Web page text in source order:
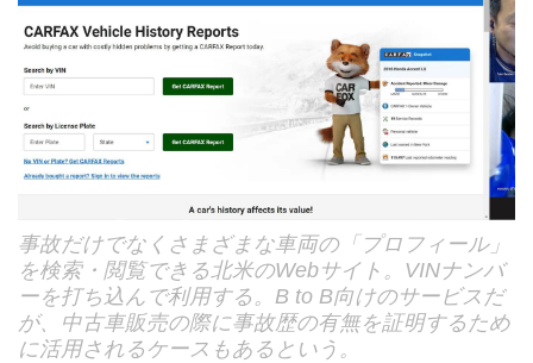
事故だけでなくさまざまな車両の「プロフィール」
を検索・閲覧できる北米のWebサイト。VINナンバ
ーを打ち込んで利用する。B to B向けのサービスだ
が、中古車販売の際に事故歴の有無を証明するため
に活用されるケースもあるという。